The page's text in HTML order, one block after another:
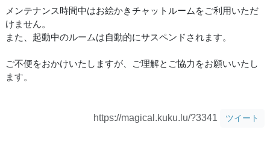
メンテナンス時間中はお絵かきチャットルームをご利用いただ
けません。
また、起動中のルームは自動的にサスペンドされます。
ご不便をおかけいたしますが、ご理解とご協力をお願いいたし
ます。
https://magical.kuku.lu/?3341 ツイート